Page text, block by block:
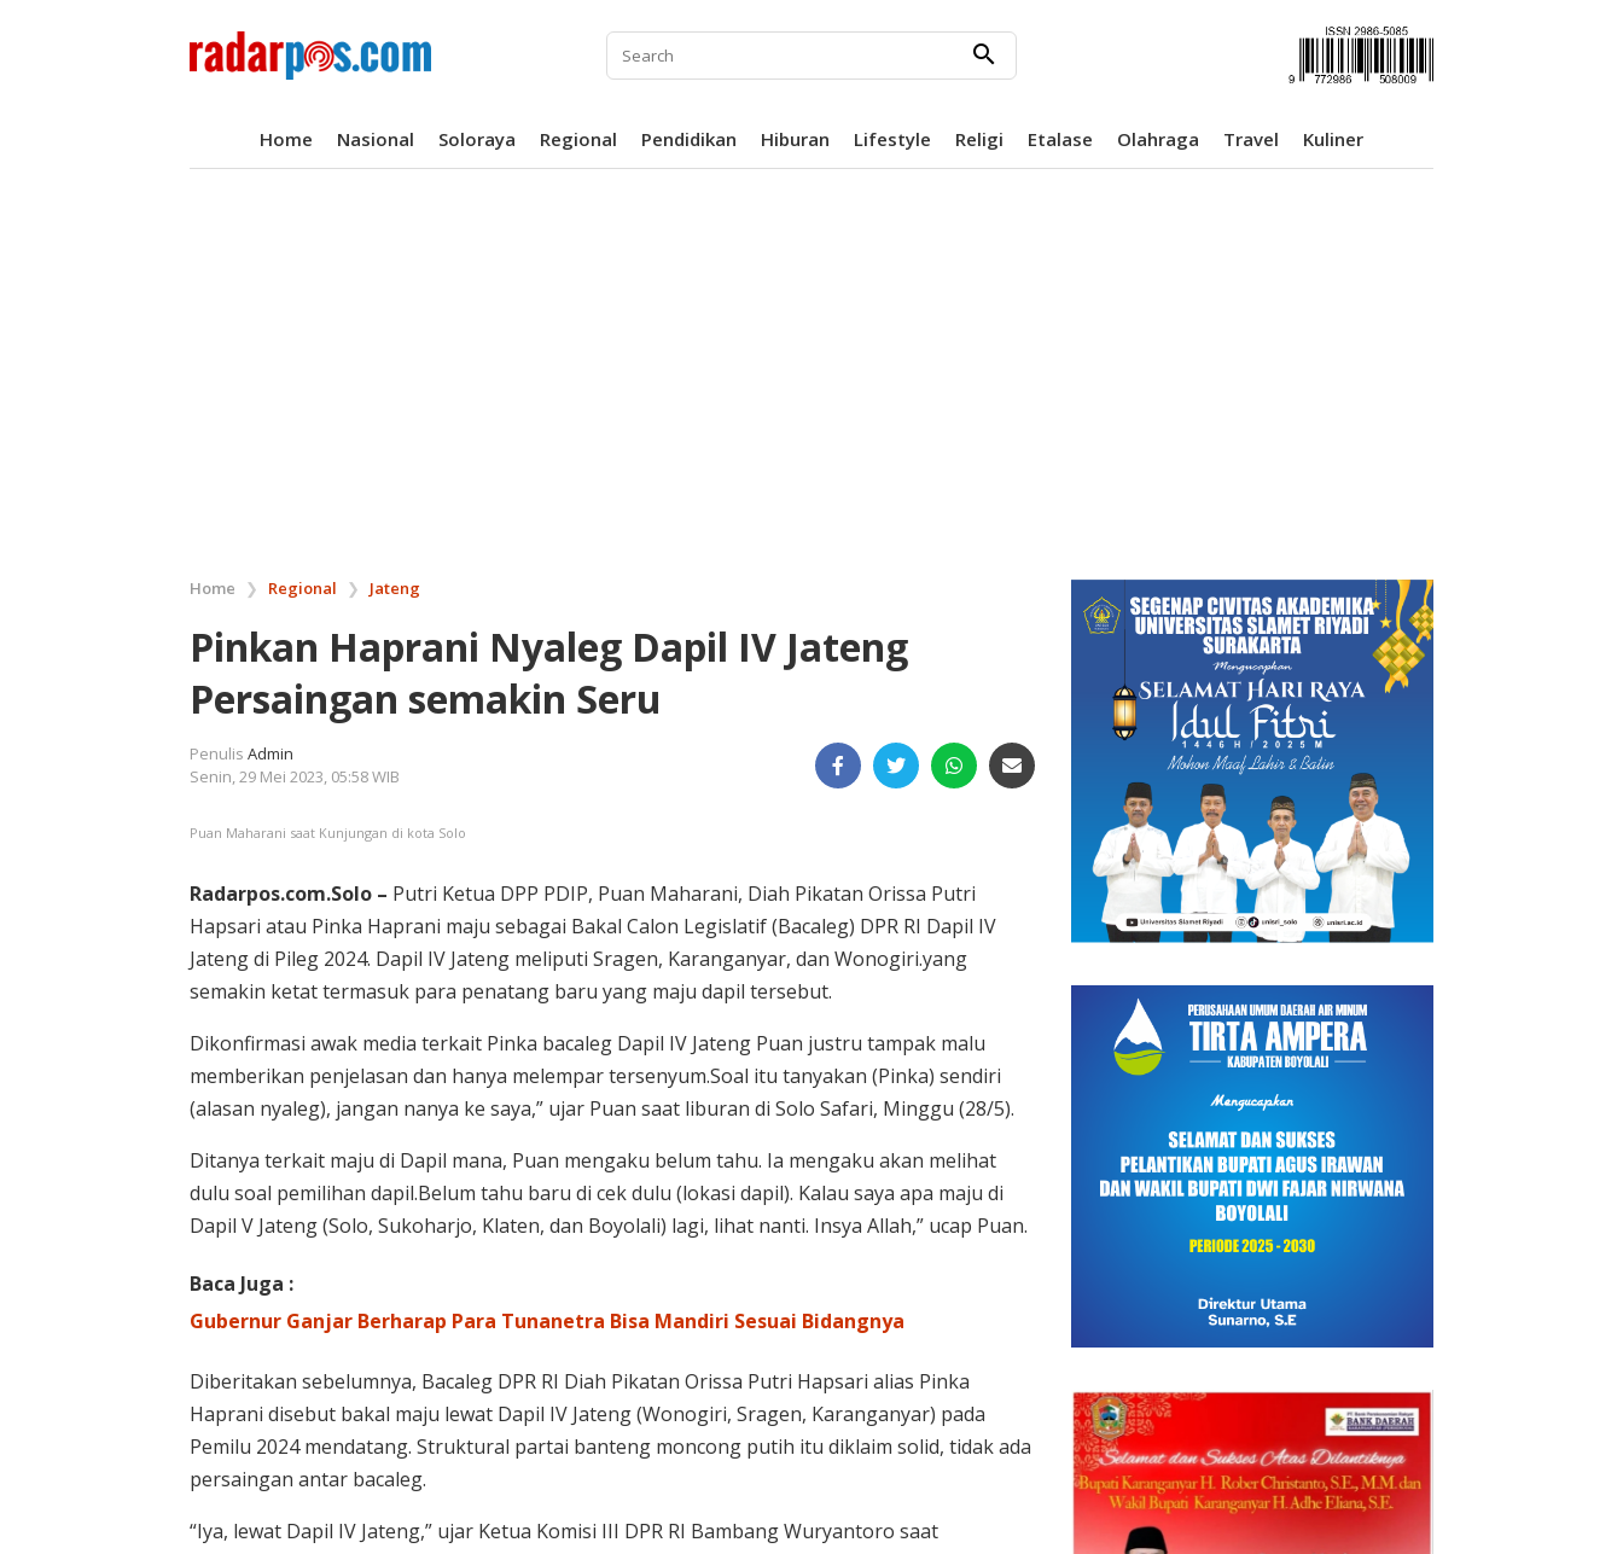
search
Home Nasional Soloraya Regional Pendidikan Hiburan Lifestyle Religi Etalase Olahraga Travel Kuliner
Home ❯ Regional ❯ Jateng
Pinkan Haprani Nyaleg Dapil IV Jateng
Persaingan semakin Seru
Penulis Admin
Senin, 29 Mei 2023, 05:58 WIB
Puan Maharani saat Kunjungan di kota Solo
Radarpos.com.Solo – Putri Ketua DPP PDIP, Puan Maharani, Diah Pikatan Orissa Putri
Hapsari atau Pinka Haprani maju sebagai Bakal Calon Legislatif (Bacaleg) DPR RI Dapil IV
Jateng di Pileg 2024. Dapil IV Jateng meliputi Sragen, Karanganyar, dan Wonogiri.yang
semakin ketat termasuk para penatang baru yang maju dapil tersebut.
Dikonfirmasi awak media terkait Pinka bacaleg Dapil IV Jateng Puan justru tampak malu
memberikan penjelasan dan hanya melempar tersenyum.Soal itu tanyakan (Pinka) sendiri
(alasan nyaleg), jangan nanya ke saya,” ujar Puan saat liburan di Solo Safari, Minggu (28/5).
Ditanya terkait maju di Dapil mana, Puan mengaku belum tahu. Ia mengaku akan melihat
dulu soal pemilihan dapil.Belum tahu baru di cek dulu (lokasi dapil). Kalau saya apa maju di
Dapil V Jateng (Solo, Sukoharjo, Klaten, dan Boyolali) lagi, lihat nanti. Insya Allah,” ucap Puan.
Baca Juga :
Gubernur Ganjar Berharap Para Tunanetra Bisa Mandiri Sesuai Bidangnya
Diberitakan sebelumnya, Bacaleg DPR RI Diah Pikatan Orissa Putri Hapsari alias Pinka
Haprani disebut bakal maju lewat Dapil IV Jateng (Wonogiri, Sragen, Karanganyar) pada
Pemilu 2024 mendatang. Struktural partai banteng moncong putih itu diklaim solid, tidak ada
persaingan antar bacaleg.
“Iya, lewat Dapil IV Jateng,” ujar Ketua Komisi III DPR RI Bambang Wuryantoro saat